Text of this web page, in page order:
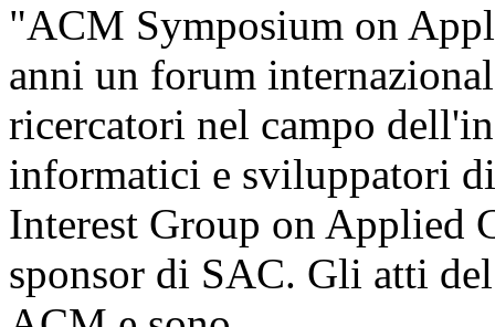
"ACM Symposium on
anni un forum
ricercatori nel campo
informatici e sviluppatori
Interest Group on Applied
sponsor di SAC. Gli atti